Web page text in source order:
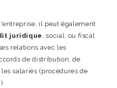
il peut également
juridique, social, ou fiscal
relations avec les
de distribution, de
salariés (procédures de